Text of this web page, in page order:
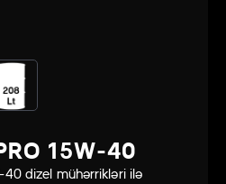
15W-40
40 dizel mühərrikləri ilə